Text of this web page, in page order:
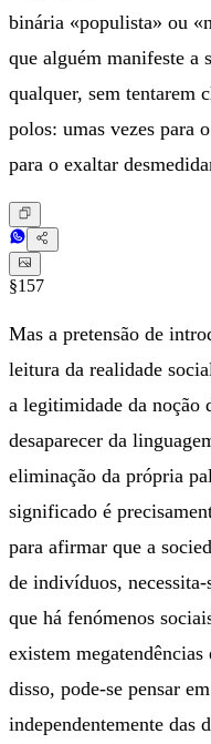
binária «populista» ou
que alguém manifeste a
qualquer, sem tentarem
polos: umas vezes para
para o exaltar
§157
Mas a pretensão de
leitura da realidade
a legitimidade da noção
desaparecer da
eliminação da própria
significado é
para afirmar que a
de indivíduos,
que há fenómenos
existem
disso, pode-se pensar
independentemente das